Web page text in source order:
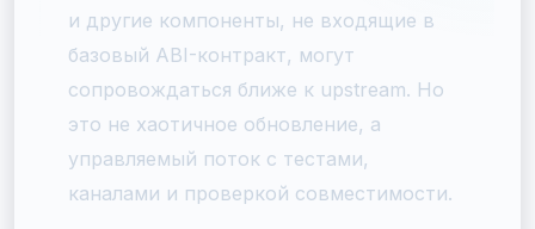
и другие компоненты, не входящие в
базовый ABI-контракт, могут
сопровождаться ближе к upstream. Но
это не хаотичное обновление, а
управляемый поток с тестами,
каналами и проверкой совместимости.